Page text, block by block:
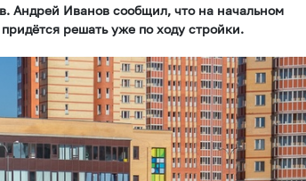
Андрей Иванов сообщил, что на начальном
решать уже по ходу стройки.